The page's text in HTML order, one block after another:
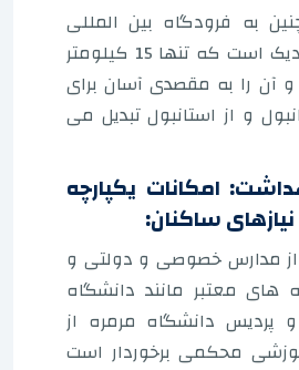
به فرودگاه بین المللی
صبیحا گوکچن نزدیک است که تنها 15 کیلومتر
و آن را به مقصدی آسان برای
و از استانبول تبدیل می
امکانات یکپارچه
ساکنان:
از مدارس خصوصی و دولتی و
های معتبر مانند دانشگاه
پردیس دانشگاه مرمره از
محکمی برخوردار است